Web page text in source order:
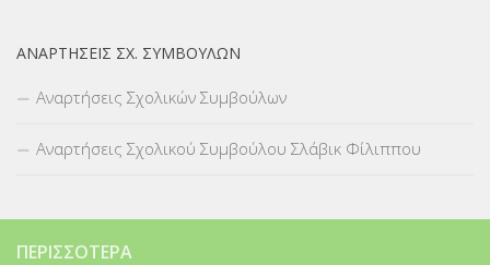
ΑΝΑΡΤΉΣΕΙΣ ΣΧ. ΣΥΜΒΟΎΛΩΝ
Αναρτήσεις Σχολικών Συμβούλων
Αναρτήσεις Σχολικού Συμβούλου Σλάβικ Φίλιππου
ΠΕΡΙΣΣΌΤΕΡΑ